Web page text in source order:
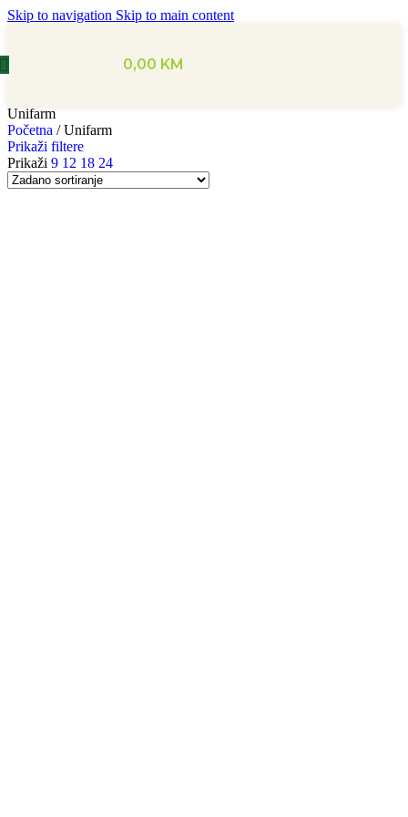
Skip to navigation Skip to main content
0,00 KM
Unifarm
Početna / Unifarm
Prikaži filtere
Prikaži 9 12 18 24